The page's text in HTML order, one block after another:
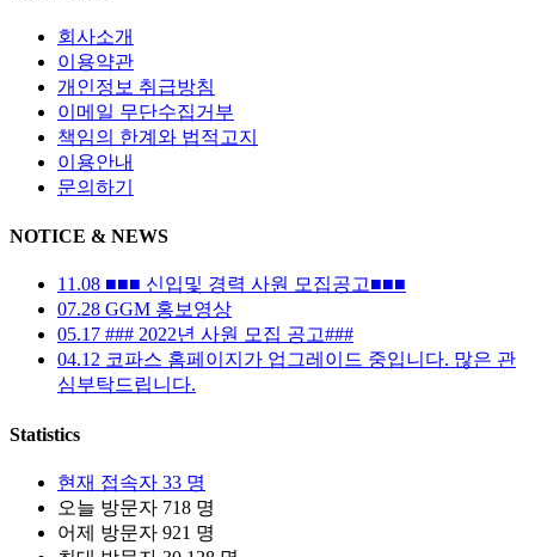
회사소개
이용약관
개인정보 취급방침
이메일 무단수집거부
책임의 한계와 법적고지
이용안내
문의하기
NOTICE & NEWS
11.08 ■■■ 신입및 경력 사원 모집공고■■■
07.28 GGM 홍보영상
05.17 ### 2022년 사원 모집 공고###
04.12 코파스 홈페이지가 업그레이드 중입니다. 많은 관
심부탁드립니다.
Statistics
현재 접속자 33 명
오늘 방문자 718 명
어제 방문자 921 명